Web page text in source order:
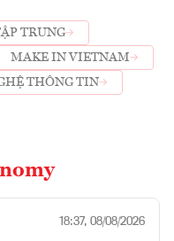
TRUNG
MAKE IN VIETNAM
THÔNG TIN
18:37, 08/08/2026